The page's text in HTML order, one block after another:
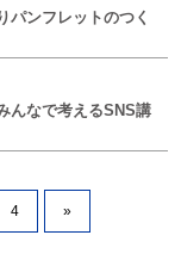
パンフレットのつく
んなで考えるSNS講
4 »